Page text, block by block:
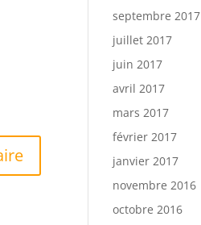
septembre 2017
juillet 2017
juin 2017
avril 2017
mars 2017
février 2017
janvier 2017
novembre 2016
octobre 2016